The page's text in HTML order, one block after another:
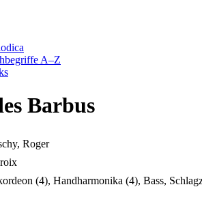
A–Z
Barbus
Roger
(4), Handharmonika (4), Bass,